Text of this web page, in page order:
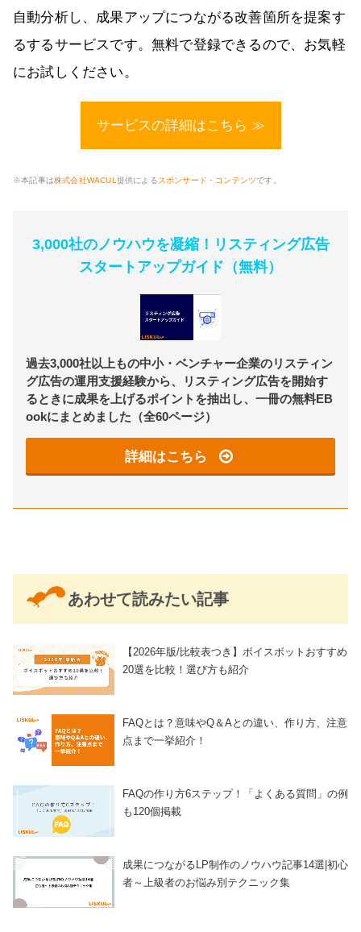
自動分析し、成果アップにつながる改善箇所を提案す
るするサービスです。無料で登録できるので、お気軽
にお試しください。
サービスの詳細はこちら ≫
※本記事は株式会社WACUL提供によるスポンサード・コンテンツです。
3,000社のノウハウを凝縮！リスティング広告
スタートアップガイド（無料）
過去3,000社以上もの中小・ベンチャー企業のリスティン
グ広告の運用支援経験から、リスティング広告を開始す
るときに成果を上げるポイントを抽出し、一冊の無料EB
ookにまとめました（全60ページ）
詳細はこちら
あわせて読みたい記事
【2026年版/比較表つき】ボイスボットおすすめ
20選を比較！選び方も紹介
FAQとは？意味やQ＆Aとの違い、作り方、注意
点まで一挙紹介！
FAQの作り方6ステップ！「よくある質問」の例
も120個掲載
成果につながるLP制作のノウハウ記事14選|初心
者～上級者のお悩み別テクニック集